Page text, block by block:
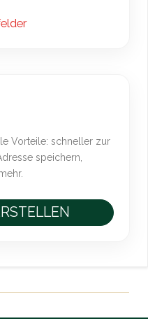
Vorteile: schneller zur
speichern,